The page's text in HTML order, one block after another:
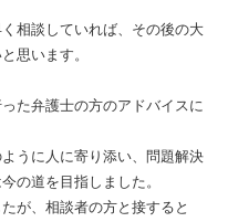
相談していれば、その後の大
思います。
た弁護士の方のアドバイスに
うに人に寄り添い、問題解決
の道を目指しました。
が、相談者の方と接すると